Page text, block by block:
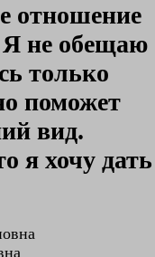
отношение
не обещаю
только
поможет
вид.
я хочу дать